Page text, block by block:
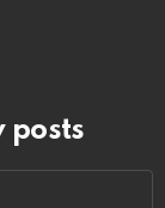
posts